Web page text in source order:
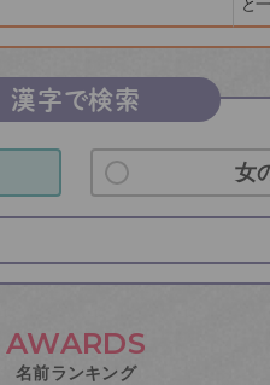
漢字で検索
女
AWARDS
名前ランキング